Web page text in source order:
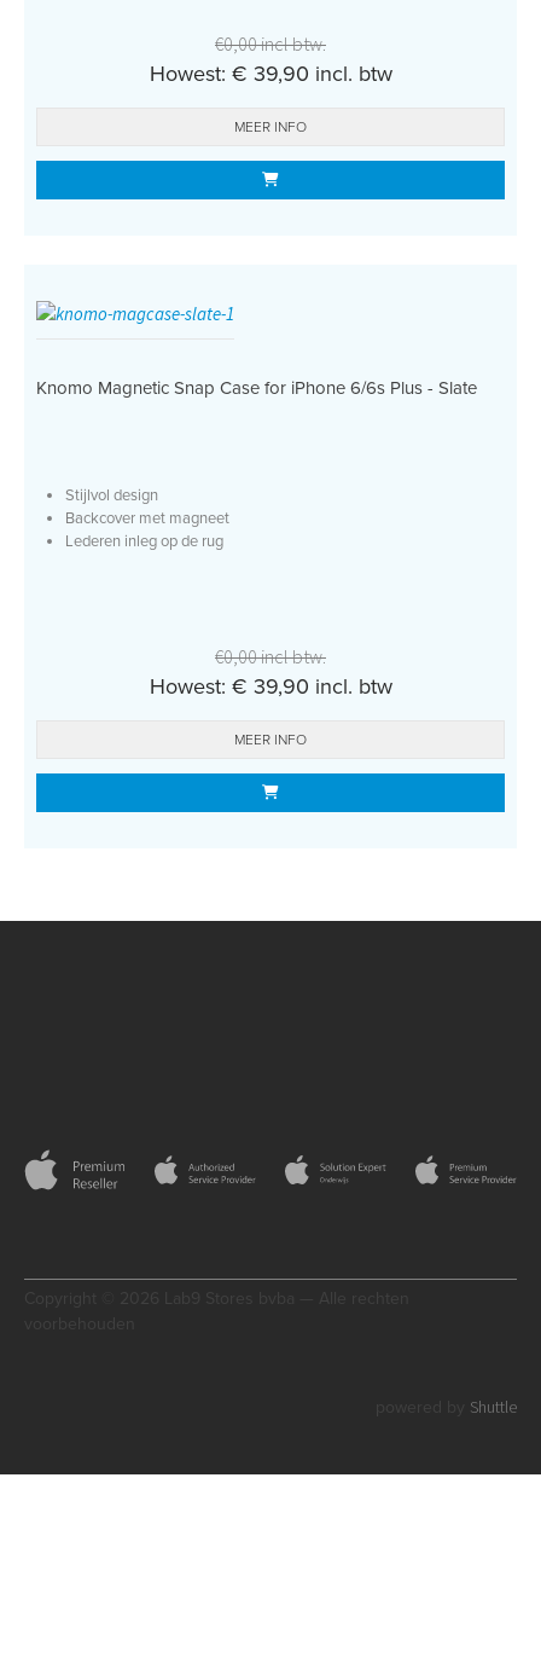
€0,00 incl btw.
Howest: € 39,90 incl. btw
MEER INFO
Knomo Magnetic Snap Case for iPhone 6/6s Plus - Slate
Stijlvol design
Backcover met magneet
Lederen inleg op de rug
€0,00 incl btw.
Howest: € 39,90 incl. btw
MEER INFO
Copyright © 2026 Lab9 Stores bvba — Alle rechten
Shuttle